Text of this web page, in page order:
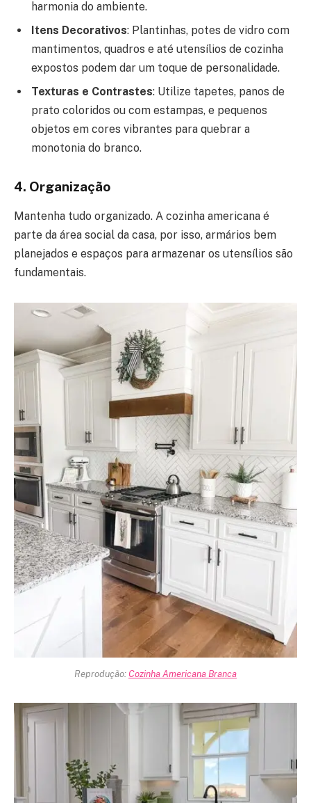
harmonia do ambiente.
Itens Decorativos: Plantinhas, potes de vidro com
mantimentos, quadros e até utensílios de cozinha
expostos podem dar um toque de personalidade.
Texturas e Contrastes: Utilize tapetes, panos de
prato coloridos ou com estampas, e pequenos
objetos em cores vibrantes para quebrar a
monotonia do branco.
4. Organização
Mantenha tudo organizado. A cozinha americana é
parte da área social da casa, por isso, armários bem
planejados e espaços para armazenar os utensílios são
fundamentais.
Reprodução: Cozinha Americana Branca